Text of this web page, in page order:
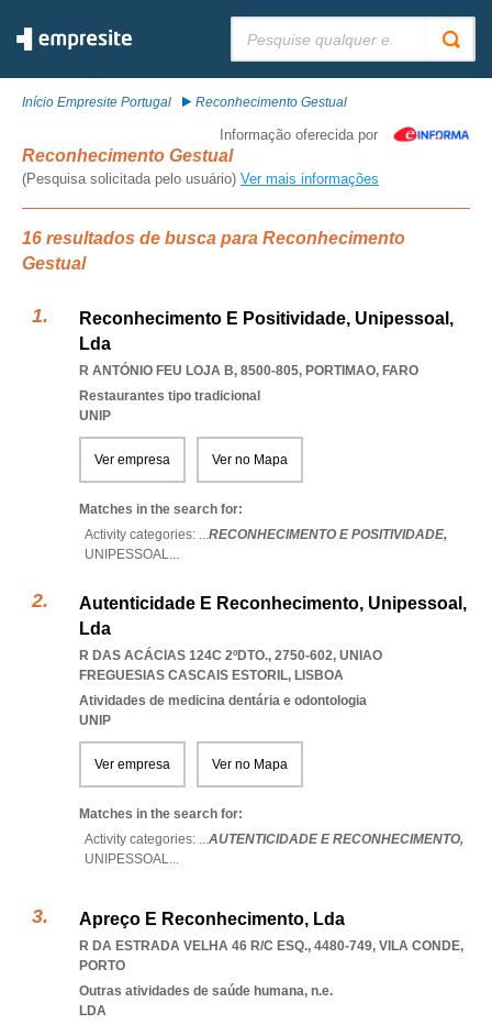
Início Empresite Portugal Reconhecimento Gestual
Informação oferecida por
Reconhecimento Gestual
(Pesquisa solicitada pelo usuário) Ver mais informações
16 resultados de busca para Reconhecimento
Gestual
Reconhecimento E Positividade, Unipessoal,
Lda
R ANTÓNIO FEU LOJA B, 8500-805, PORTIMAO, FARO
Restaurantes tipo tradicional
UNIP
Ver empresa Ver no Mapa
Matches in the search for:
Activity categories: ...RECONHECIMENTO E POSITIVIDADE,
UNIPESSOAL...
Autenticidade E Reconhecimento, Unipessoal,
Lda
R DAS ACÁCIAS 124C 2ºDTO., 2750-602, UNIAO
FREGUESIAS CASCAIS ESTORIL, LISBOA
Atividades de medicina dentária e odontologia
UNIP
Ver empresa Ver no Mapa
Matches in the search for:
Activity categories: ...AUTENTICIDADE E RECONHECIMENTO,
UNIPESSOAL...
Apreço E Reconhecimento, Lda
R DA ESTRADA VELHA 46 R/C ESQ., 4480-749, VILA CONDE,
PORTO
Outras atividades de saúde humana, n.e.
LDA